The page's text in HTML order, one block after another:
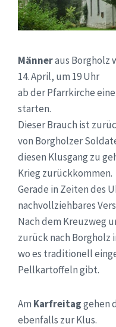
Männeraus Borgholz
14. April, um 19 Uhr
ab der Pfarrkirche
starten.
Dieser Brauch ist
von Borgholzer
diesen Klusgang zu
Krieg zurückkommen.
Gerade in Zeiten des
nachvollziehbares
Nach dem Kreuzweg
zurück nach Borgholz
wo es traditionell
Pellkartoffeln gibt.
Am Karfreitaggehen
ebenfalls zur Klus.